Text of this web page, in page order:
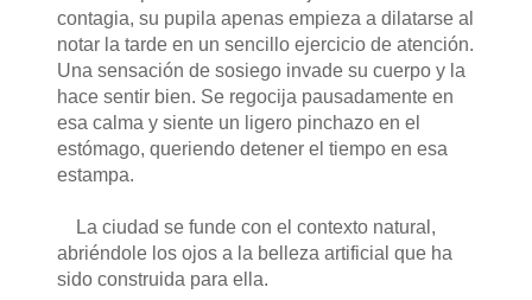
contagia, su pupila apenas empieza a dilatarse al
notar la tarde en un sencillo ejercicio de atención.
Una sensación de sosiego invade su cuerpo y la
hace sentir bien. Se regocija pausadamente en
esa calma y siente un ligero pinchazo en el
estómago, queriendo detener el tiempo en esa
estampa.
La ciudad se funde con el contexto natural,
abriéndole los ojos a la belleza artificial que ha
sido construida para ella.